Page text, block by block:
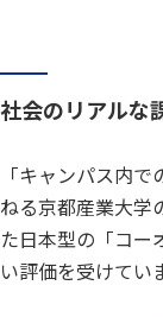
社会のリアルな
「キャンパス内
ねる京都産業大学
た日本型の「コー
い評価を受けてい